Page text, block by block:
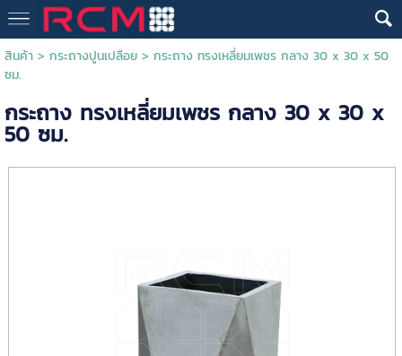
สินค้า> กระถางปูนเปลือย> กระถาง ทรงเหลี่ยมเพชร กลาง 30 x 30 x 50
ซม.
กระถาง ทรงเหลี่ยมเพชร กลาง 30 x 30 x
50 ซม.